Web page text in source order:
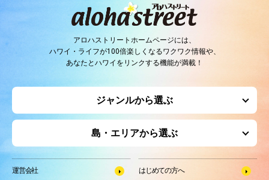
アロハストリートホームページには、
ハワイ・ライフが100倍楽しくなるワクワク情報や、
あなたとハワイをリンクする機能が満載！
ジャンルから選ぶ
島・エリアから選ぶ
運営会社 はじめての方へ